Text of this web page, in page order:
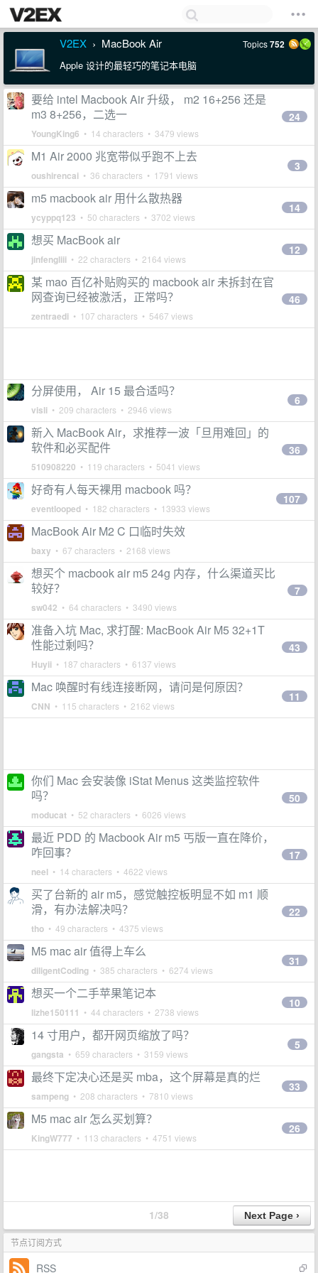
V2EX › MacBook Air Topics752
Apple 设计的最轻巧的笔记本电脑
要给 intel Macbook Air 升级， m2 16+256 还是
m3 8+256，二选一
YoungKing6 • 14 characters • 3479 views
24
M1 Air 2000 兆宽带似乎跑不上去
oushirencai • 36 characters • 1791 views
3
m5 macbook air 用什么散热器
ycyppq123 • 50 characters • 3702 views
14
想买 MacBook air
jinfengliii • 22 characters • 2164 views
12
某 mao 百亿补贴购买的 macbook air 未拆封在官
网查询已经被激活，正常吗？
zentraedi • 107 characters • 5467 views
46
分屏使用， Air 15 最合适吗？
visli • 209 characters • 2946 views
6
新入 MacBook Air，求推荐一波「旦用难回」的
软件和必买配件
510908220 • 119 characters • 5041 views
36
好奇有人每天裸用 macbook 吗？
eventlooped • 182 characters • 13933 views
107
MacBook Air M2 C 口临时失效
baxy • 67 characters • 2168 views
想买个 macbook air m5 24g 内存，什么渠道买比
较好？
sw042 • 64 characters • 3490 views
7
准备入坑 Mac, 求打醒: MacBook Air M5 32+1T
性能过剩吗？
Huyii • 187 characters • 6137 views
43
Mac 唤醒时有线连接断网，请问是何原因？
CNN • 115 characters • 2162 views
11
你们 Mac 会安装像 iStat Menus 这类监控软件
吗？
moducat • 52 characters • 6026 views
50
最近 PDD 的 Macbook Air m5 丐版一直在降价，
咋回事？
neel • 14 characters • 4622 views
17
买了台新的 air m5，感觉触控板明显不如 m1 顺
滑，有办法解决吗？
tho • 49 characters • 4375 views
22
M5 mac air 值得上车么
diligentCoding • 385 characters • 6274 views
31
想买一个二手苹果笔记本
lizhe150111 • 44 characters • 2738 views
10
14 寸用户，都开网页缩放了吗？
gangsta • 659 characters • 3159 views
5
最终下定决心还是买 mba，这个屏幕是真的烂
sampeng • 208 characters • 7810 views
33
M5 mac air 怎么买划算？
KingW777 • 113 characters • 4751 views
26
1/38
节点订阅方式
RSS